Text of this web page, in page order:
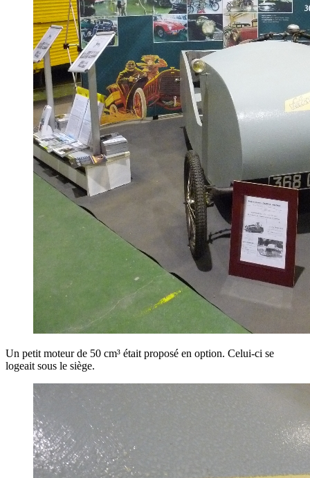
Un petit moteur de 50 cm³ était proposé en option. Celui-ci se
logeait sous le siège.